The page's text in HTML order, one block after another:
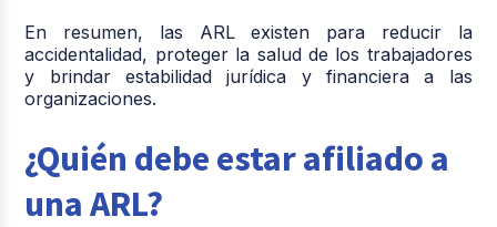
En resumen, las ARL existen para reducir la
accidentalidad, proteger la salud de los trabajadores
y brindar estabilidad jurídica y financiera a las
organizaciones.
¿Quién debe estar afiliado a
una ARL?